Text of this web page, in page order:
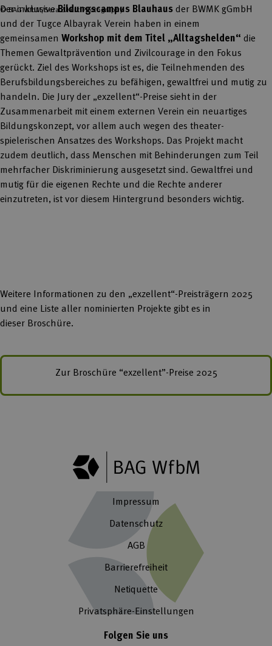
© BAG WfbM/Sera Z.Kurc Photography
Der inklusiveBildungscampus Blauhausder BWMK gGmbH
und der Tugce Albayrak Verein haben in einem
gemeinsamen Workshop mit dem Titel „Alltagshelden“ die
Themen Gewaltprävention und Zivilcourage in den Fokus
gerückt. Ziel des Workshops ist es, die Teilnehmenden des
Berufsbildungsbereiches zu befähigen, gewaltfrei und mutig zu
handeln. Die Jury der „exzellent“-Preise sieht in der
Zusammenarbeit mit einem externen Verein ein neuartiges
Bildungskonzept, vor allem auch wegen des theater-
spielerischen Ansatzes des Workshops. Das Projekt macht
zudem deutlich, dass Menschen mit Behinderungen zum Teil
mehrfacher Diskriminierung ausgesetzt sind. Gewaltfrei und
mutig für die eigenen Rechte und die Rechte anderer
einzutreten, ist vor diesem Hintergrund besonders wichtig.
Weitere Informationen zu den „exzellent“-Preisträgern 2025
und eine Liste aller nominierten Projekte gibt es in
dieser Broschüre.
Zur Broschüre “exzellent”-Preise 2025
Impressum
Datenschutz
AGB
Barrierefreiheit
Netiquette
Privatsphäre-Einstellungen
Folgen Sie uns